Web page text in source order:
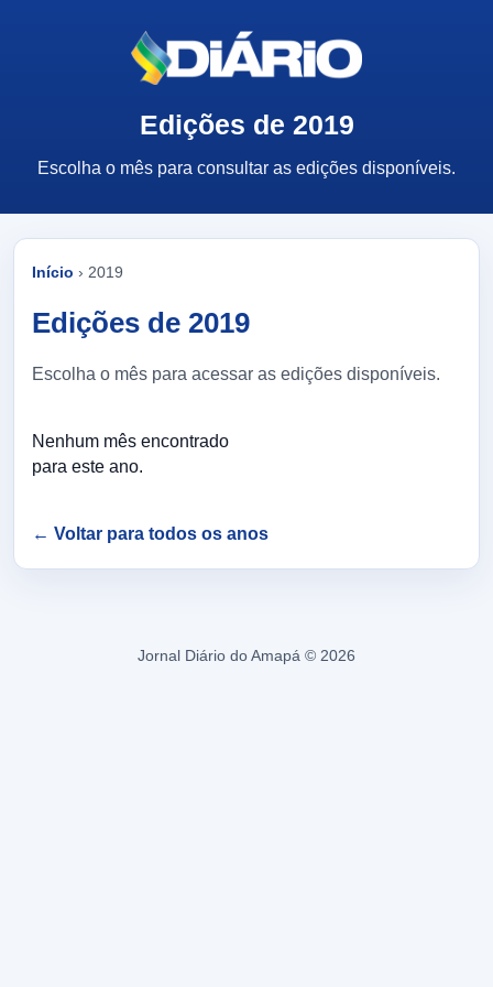
Edições de 2019
Escolha o mês para consultar as edições disponíveis.
Início › 2019
Edições de 2019
Escolha o mês para acessar as edições disponíveis.
Nenhum mês encontrado
para este ano.
← Voltar para todos os anos
Jornal Diário do Amapá © 2026